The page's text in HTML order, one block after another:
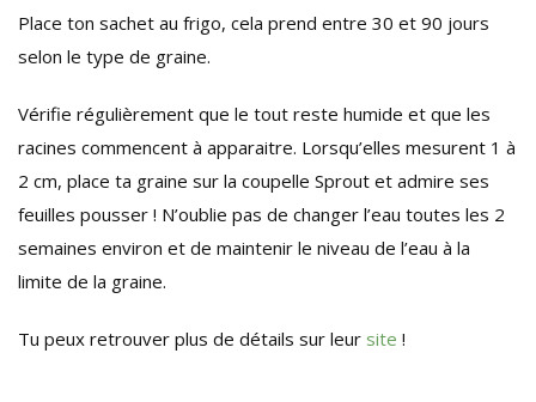
Place ton sachet au frigo, cela prend entre 30 et 90 jours
selon le type de graine.
Vérifie régulièrement que le tout reste humide et que les
racines commencent à apparaitre. Lorsqu’elles mesurent 1 à
2 cm, place ta graine sur la coupelle Sprout et admire ses
feuilles pousser ! N’oublie pas de changer l’eau toutes les 2
semaines environ et de maintenir le niveau de l’eau à la
limite de la graine.
Tu peux retrouver plus de détails sur leur site !